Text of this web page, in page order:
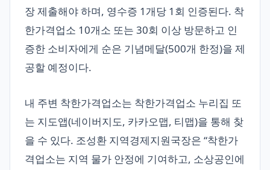
장 제출해야 하며, 영수증 1개당 1회 인증된다. 착
한가격업소 10개소 또는 30회 이상 방문하고 인
증한 소비자에게 순은 기념메달(500개 한정)을 제
공할 예정이다.
내 주변 착한가격업소는 착한가격업소 누리집 또
는 지도앱(네이버지도, 카카오맵, 티맵)을 통해 찾
을 수 있다. 조성환 지역경제지원국장은 “착한가
격업소는 지역 물가 안정에 기여하고, 소상공인에